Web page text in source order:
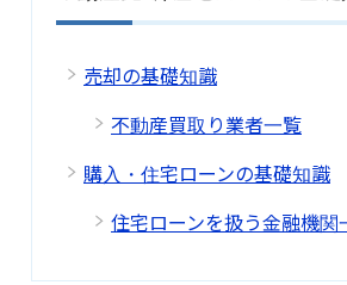
売却の基礎知識
不動産買取り業者一覧
購入・住宅ローンの基礎知識
住宅ローンを扱う金融機関